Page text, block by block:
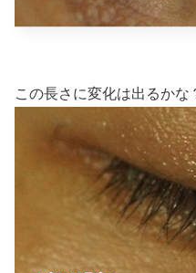
この長さに変化は出るか